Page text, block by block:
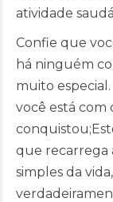
atividade
Confie que
há ninguém
muito
você está com
que recarrega
simples da